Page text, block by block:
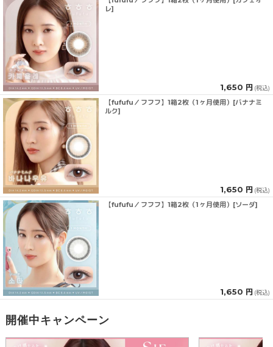
レ]
1,650 円 (税込)
【fufufu／フフフ】1箱2枚（1ヶ月使用）[バナナミ
ルク]
1,650 円 (税込)
【fufufu／フフフ】1箱2枚（1ヶ月使用）[ソーダ]
1,650 円 (税込)
開催中キャンペーン